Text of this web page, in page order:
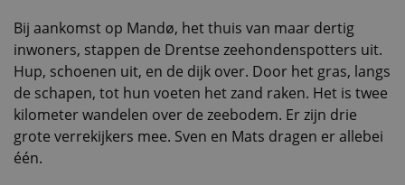
Bij aankomst op Mandø, het thuis van maar dertig
inwoners, stappen de Drentse zeehondenspotters uit.
Hup, schoenen uit, en de dijk over. Door het gras, langs
de schapen, tot hun voeten het zand raken. Het is twee
kilometer wandelen over de zeebodem. Er zijn drie
grote verrekijkers mee. Sven en Mats dragen er allebei
één.